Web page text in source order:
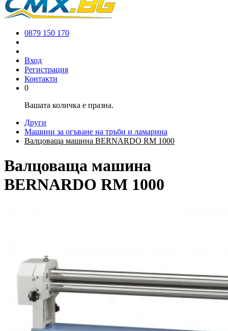
0879 150 170
Вход
Регистрация
Контакти
0
Вашата количка е празна.
Други
Машини за огъване на тръби и ламарина
Валцоваща машина BERNARDO RM 1000
Валцоваща машина
BERNARDO RM 1000